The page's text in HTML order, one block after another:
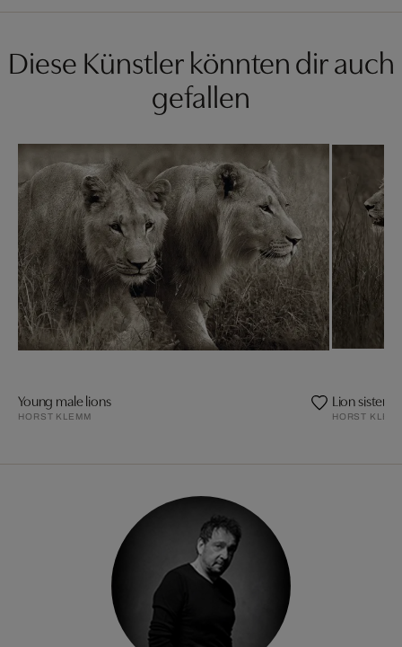
Diese Künstler könnten dir auch
gefallen
Young male lions
HORST KLEMM
Lion sisters
HORST